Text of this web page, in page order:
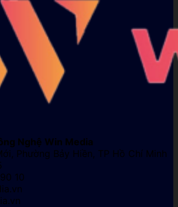
Nghệ Win Media
Phường Bảy Hiền, TP Hồ Chí Minh
10